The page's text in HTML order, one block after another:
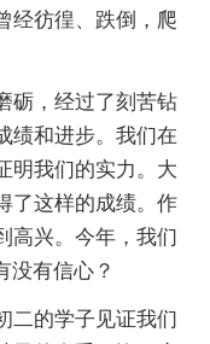
经彷徨、跌倒，爬
砺，经过了刻苦钻
绩和进步。我们在
明我们的实力。大
了这样的成绩。作
高兴。今年，我们
没有信心？
二的学子见证我们